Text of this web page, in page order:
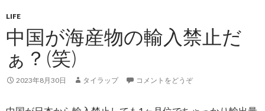
LIFE
中国が海産物の輸入禁止だ
ぁ？(笑)
2023年8月30日 タイラップ コメントをどうぞ